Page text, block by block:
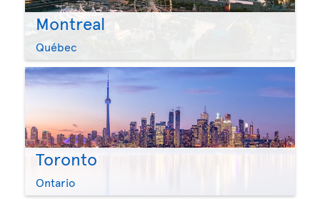
Montreal
Québec
Toronto
Ontario